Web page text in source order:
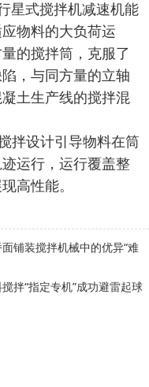
星式搅拌机减速机能
物料的大负荷运
的搅拌筒，克服了
，与同方量的立轴
土生产线的搅拌混
拌设计引导物料在筒
运行 ， 运行覆盖整
高性能。
铺装搅拌机械中的优异“难
拌“指定专机”成功避雷起球